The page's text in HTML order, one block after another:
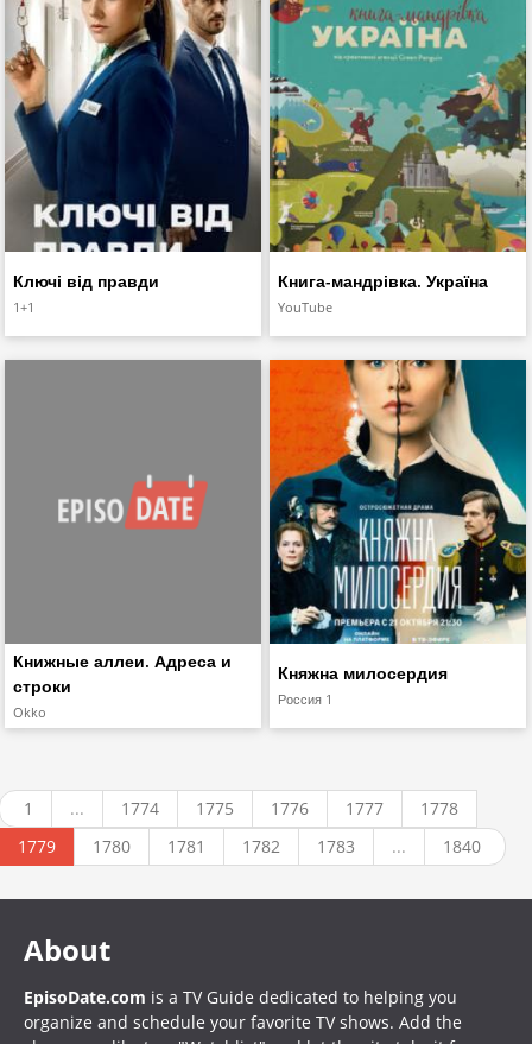
Ключі від правди
1+1
Книга-мандрівка. Україна
YouTube
Книжные аллеи. Адреса и
строки
Okko
Княжна милосердия
Россия 1
1 ... 1774 1775 1776 1777
1778
1779
1780 1781 1782 1783 ... 1840
About
EpisoDate.com is a TV Guide dedicated to helping you
organize and schedule your favorite TV shows. Add the